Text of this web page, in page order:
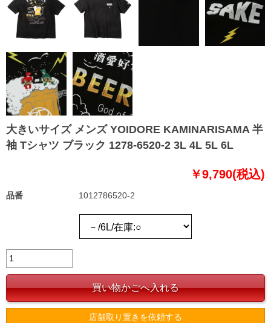
大きいサイズ メンズ YOIDORE KAMINARISAMA 半
袖 Tシャツ ブラック 1278-6520-2 3L 4L 5L 6L
￥9,790(税込)
品番 1012786520-2
店舗取り置きを依頼する